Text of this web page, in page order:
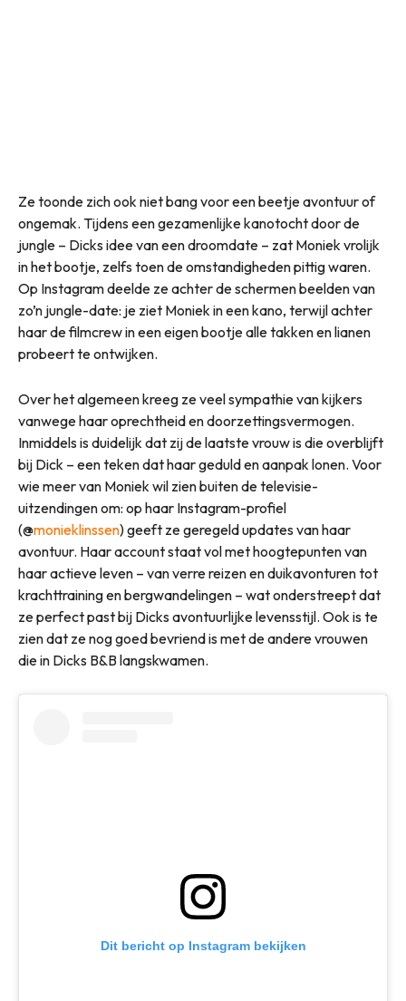
Ze toonde zich ook niet bang voor een beetje avontuur of
ongemak. Tijdens een gezamenlijke kanotocht door de
jungle – Dicks idee van een droomdate – zat Moniek vrolijk
in het bootje, zelfs toen de omstandigheden pittig waren.
Op Instagram deelde ze achter de schermen beelden van
zo’n jungle-date: je ziet Moniek in een kano, terwijl achter
haar de filmcrew in een eigen bootje alle takken en lianen
probeert te ontwijken.
Over het algemeen kreeg ze veel sympathie van kijkers
vanwege haar oprechtheid en doorzettingsvermogen.
Inmiddels is duidelijk dat zij de laatste vrouw is die overblijft
bij Dick – een teken dat haar geduld en aanpak lonen. Voor
wie meer van Moniek wil zien buiten de televisie-
uitzendingen om: op haar Instagram-profiel
(@monieklinssen) geeft ze geregeld updates van haar
avontuur. Haar account staat vol met hoogtepunten van
haar actieve leven – van verre reizen en duikavonturen tot
krachttraining en bergwandelingen – wat onderstreept dat
ze perfect past bij Dicks avontuurlijke levensstijl. Ook is te
zien dat ze nog goed bevriend is met de andere vrouwen
die in Dicks B&B langskwamen.
Dit bericht op Instagram bekijken